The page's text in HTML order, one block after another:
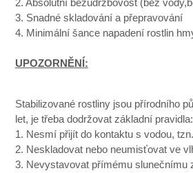
2. Absolutní bezúdržbovost (bez
3. Snadné skladování a přepravování
4. Minimální šance napadení rostlin
UPOZORNĚNÍ:
Stabilizované rostliny jsou přírodního
let, je třeba dodržovat základní pravidla:
1. Nesmí přijít do kontaktu s vodou,
2. Neskladovat nebo neumisťovat ve
3. Nevystavovat přímému slunečnímu